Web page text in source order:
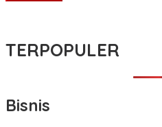
TERPOPULER
Bisnis